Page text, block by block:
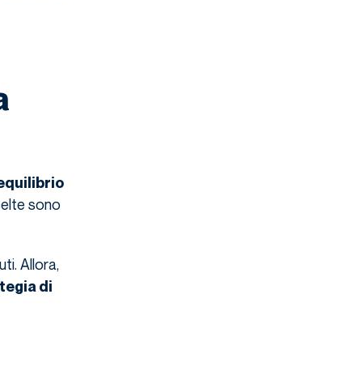
sono
Allora,
di